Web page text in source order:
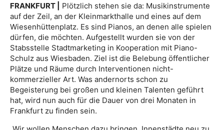
FRANKFURT |
Plötzlich stehen sie da: Musikinstrumente
auf der Zeil, an der Kleinmarkthalle und eines auf dem
Wiesenhüttenplatz. Es sind Pianos, an denen alle spielen
dürfen, die möchten. Aufgestellt wurden sie von der
Stabsstelle Stadtmarketing in Kooperation mit Piano-
Schulz aus Wiesbaden. Ziel ist die Belebung öffentlicher
Plätze und Räume durch Interventionen nicht-
kommerzieller Art. Was andernorts schon zu
Begeisterung bei großen und kleinen Talenten geführt
hat, wird nun auch für die Dauer von drei Monaten in
Frankfurt zu finden sein.